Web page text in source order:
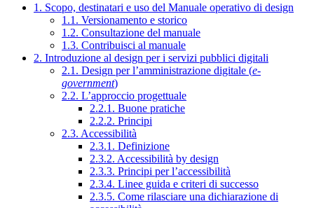
1. Scopo, destinatari e uso del Manuale operativo di design
1.1. Versionamento e storico
1.2. Consultazione del manuale
1.3. Contribuisci al manuale
2. Introduzione al design per i servizi pubblici digitali
2.1. Design per l’amministrazione digitale (e-
government)
2.2. L’approccio progettuale
2.2.1. Buone pratiche
2.2.2. Principi
2.3. Accessibilità
2.3.1. Definizione
2.3.2. Accessibilità by design
2.3.3. Principi per l’accessibilità
2.3.4. Linee guida e criteri di successo
2.3.5. Come rilasciare una dichiarazione di